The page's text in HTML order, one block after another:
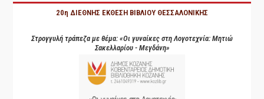
20η ΔΙΕΘΝΗΣ ΕΚΘΕΣΗ ΒΙΒΛΙΟΥ ΘΕΣΣΑΛΟΝΙΚΗΣ
Στρογγυλή τράπεζα με θέμα: «Οι γυναίκες στη Λογοτεχνία: Μητιώ
Σακελλαρίου - Μεγδάνη»